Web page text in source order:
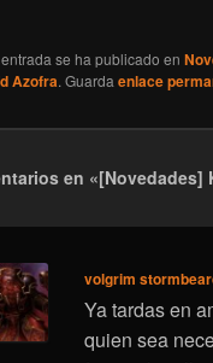
se ha publicado en
Azofra. Guarda enlace
en «[Novedades]
volgrim
Ya tardas en
quien sea